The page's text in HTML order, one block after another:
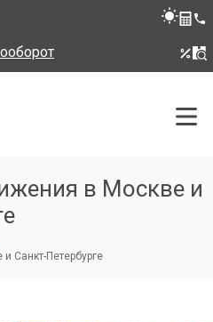
в Москве и
Санкт-Петербурге